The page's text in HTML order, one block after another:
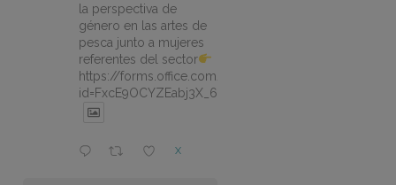
la perspectiva de
género en las artes de
pesca junto a mujeres
referentes del sector
https://forms.office.com/pages/responsepage.aspx?
X